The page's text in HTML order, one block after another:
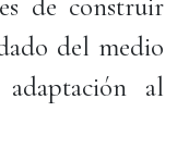
del medio
al